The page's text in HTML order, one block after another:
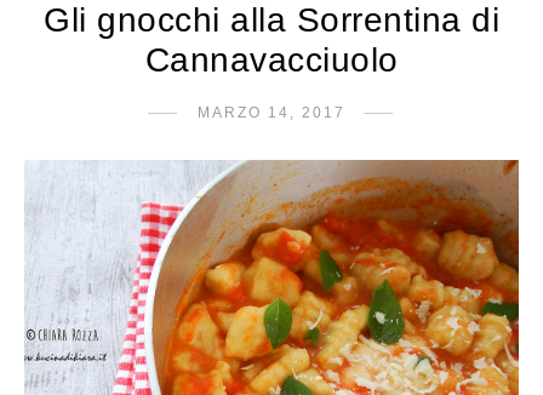
Gli gnocchi alla Sorrentina di
Cannavacciuolo
MARZO 14, 2017